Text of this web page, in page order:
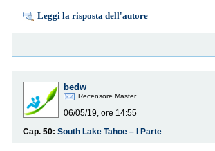
Leggi la risposta dell'autore
bedw
Recensore Master
06/05/19, ore 14:55
Cap. 50: South Lake Tahoe – I Parte